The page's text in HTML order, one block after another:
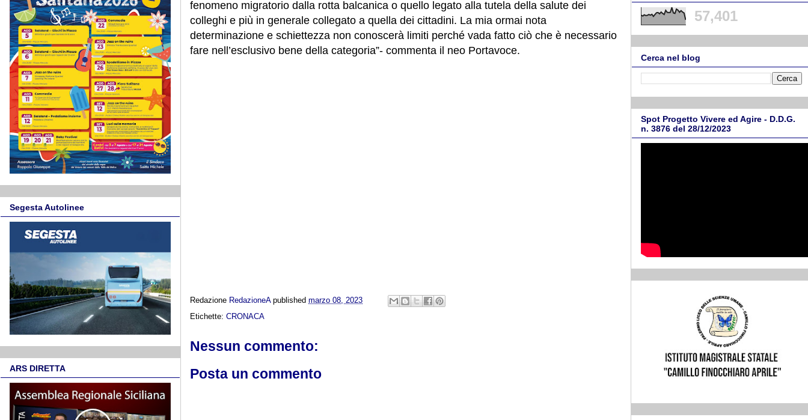
fenomeno migratorio dalla rotta balcanica o quello legato alla tutela della salute dei
colleghi e più in generale collegato a quella dei cittadini. La mia ormai nota
determinazione e schiettezza non conoscerà limiti perché vada fatto ciò che è necessario
fare nell’esclusivo bene della categoria”- commenta il neo Portavoce.
Redazione RedazioneA published marzo 08, 2023
Etichette: CRONACA
Nessun commento:
Posta un commento
Segesta Autolinee
ARS DIRETTA
57,401
Cerca nel blog
Spot Progetto Vivere ed Agire - D.D.G.
n. 3876 del 28/12/2023